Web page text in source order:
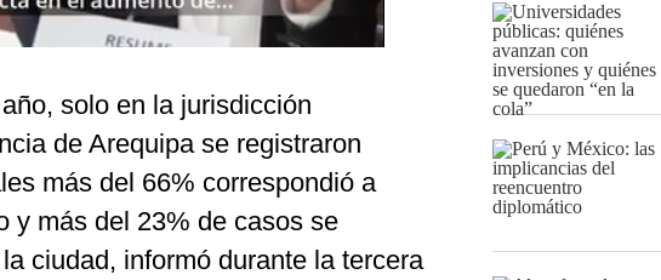
solo en la jurisdicción
de Arequipa se registraron
más del 66% correspondió a
y más del 23% de casos se
ciudad, informó durante la tercera